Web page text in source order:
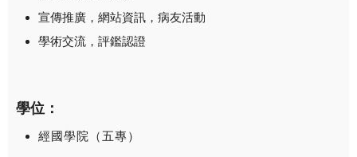
宣傳推廣，網站資訊，病友活動
學術交流，評鑑認證
學位：
經國學院（五專）